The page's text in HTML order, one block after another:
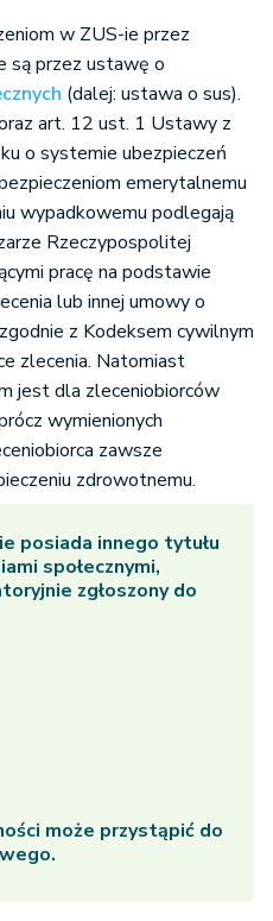
w ZUS-ie przez
są przez ustawę o
(dalej: ustawa o sus).
art. 12 ust. 1 Ustawy z
o systemie ubezpieczeń
emerytalnemu
wypadkowemu podlegają
Rzeczypospolitej
pracę na podstawie
lub innej umowy o
z Kodeksem cywilnym
zlecenia. Natomiast
jest dla zleceniobiorców
wymienionych
zawsze
zdrowotnemu.
posiada innego tytułu
społecznymi,
zgłoszony do
może przystąpić do